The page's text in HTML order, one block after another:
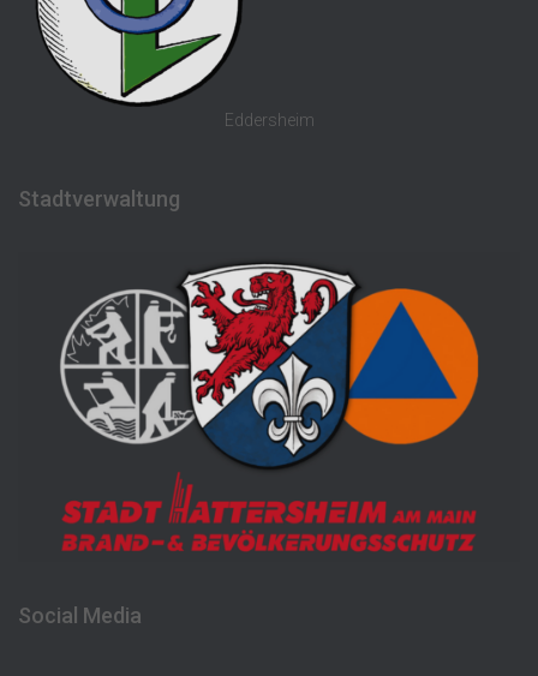
Eddersheim
Stadtverwaltung
Social Media